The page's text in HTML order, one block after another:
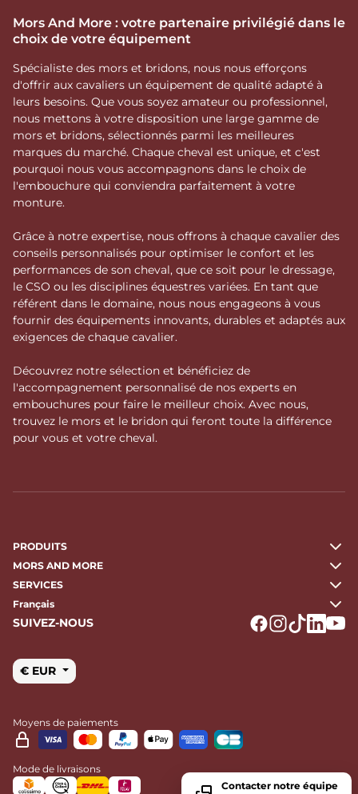
Mors And More : votre partenaire privilégié dans le
choix de votre équipement
Spécialiste des mors et bridons, nous nous efforçons
d'offrir aux cavaliers un équipement de qualité adapté à
leurs besoins. Que vous soyez amateur ou professionnel,
nous mettons à votre disposition une large gamme de
mors et bridons, sélectionnés parmi les meilleures
marques du marché. Chaque cheval est unique, et c'est
pourquoi nous vous accompagnons dans le choix de
l'embouchure qui conviendra parfaitement à votre
monture.
Grâce à notre expertise, nous offrons à chaque cavalier des
conseils personnalisés pour optimiser le confort et les
performances de son cheval, que ce soit pour le dressage,
le CSO ou les disciplines équestres variées. En tant que
référent dans le domaine, nous nous engageons à vous
fournir des équipements innovants, durables et adaptés aux
exigences de chaque cavalier.
Découvrez notre sélection et bénéficiez de
l'accompagnement personnalisé de nos experts en
embouchures pour faire le meilleur choix. Avec nous,
trouvez le mors et le bridon qui feront toute la différence
pour vous et votre cheval.
PRODUITS
MORS AND MORE
SERVICES
Français
SUIVEZ-NOUS
€ EUR
Moyens de paiements
Mode de livraisons
Contacter notre équipe